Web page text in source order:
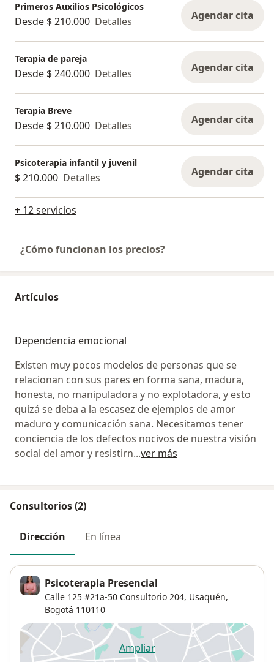
Primeros Auxilios Psicológicos
Desde $ 210.000 Detalles Agendar cita
Terapia de pareja
Desde $ 240.000 Detalles Agendar cita
Terapia Breve
Desde $ 210.000 Detalles Agendar cita
Psicoterapia infantil y juvenil
$ 210.000 Detalles Agendar cita
+ 12 servicios
¿Cómo funcionan los precios?
Artículos
Dependencia emocional
Existen muy pocos modelos de personas que se
relacionan con sus pares en forma sana, madura,
honesta, no manipuladora y no explotadora, y esto
quizá se deba a la escasez de ejemplos de amor
maduro y comunicación sana. Necesitamos tener
conciencia de los defectos nocivos de nuestra visión
social del amor y resistirn...ver más
Consultorios (2)
Dirección En línea
Psicoterapia Presencial
Calle 125 #21a-50 Consultorio 204, Usaquén,
Bogotá 110110
Ampliarse abre en una nueva